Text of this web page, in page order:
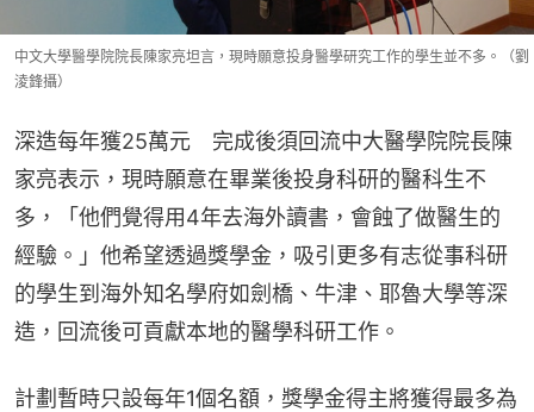
中文大學醫學院院長陳家亮坦言，現時願意投身醫學研究工作的學生並不多。（劉
淩鋒攝）
深造每年獲25萬元　完成後須回流中大醫學院院長陳
家亮表示，現時願意在畢業後投身科研的醫科生不
多，「他們覺得用4年去海外讀書，會蝕了做醫生的
經驗。」他希望透過獎學金，吸引更多有志從事科研
的學生到海外知名學府如劍橋、牛津、耶魯大學等深
造，回流後可貢獻本地的醫學科研工作。
計劃暫時只設每年1個名額，獎學金得主將獲得最多為